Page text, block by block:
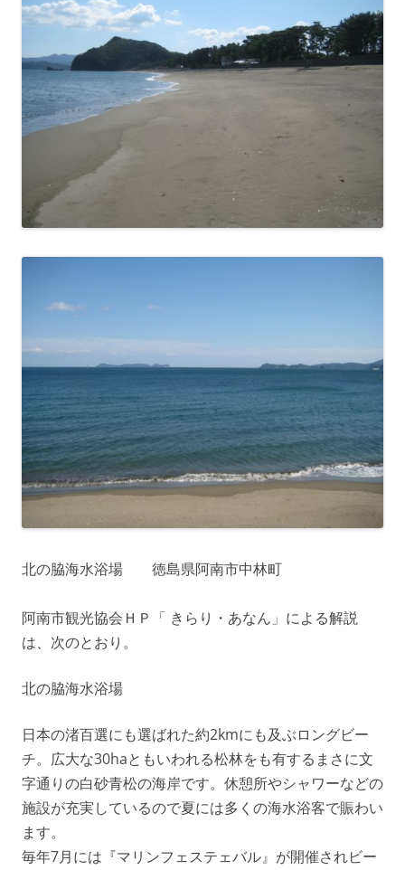
北の脇海水浴場 徳島県阿南市中林町
阿南市観光協会ＨＰ「 きらり・あなん」による解説
は、次のとおり。
北の脇海水浴場
日本の渚百選にも選ばれた約2kmにも及ぶロングビー
チ。広大な30haともいわれる松林をも有するまさに文
字通りの白砂青松の海岸です。休憩所やシャワーなどの
施設が充実しているので夏には多くの海水浴客で賑わい
ます。
毎年7月には『マリンフェステェバル』が開催されビー